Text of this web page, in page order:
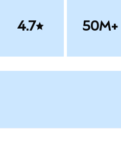
4.7 50M+